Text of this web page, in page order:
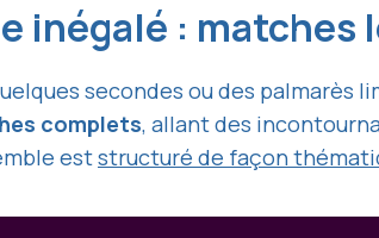
inégalé :
secondes ou des palmarès
complets, allant des
eststructuré de façon